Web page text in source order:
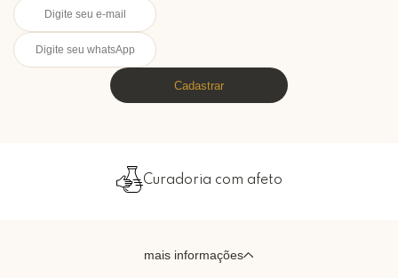
Cadastrar
Curadoria com afeto
mais informações